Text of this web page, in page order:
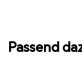
Passend